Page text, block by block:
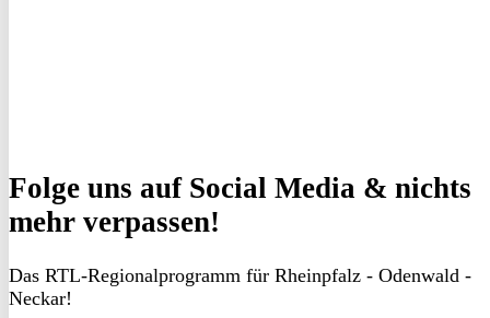
Folge uns auf Social Media & nichts
mehr verpassen!
Das RTL-Regionalprogramm für Rheinpfalz - Odenwald -
Neckar!